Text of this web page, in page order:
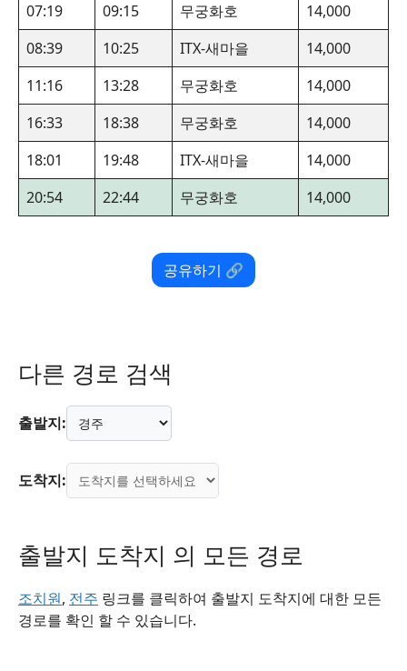
07:19
09:15 무궁화호
14,000
08:39
10:25 ITX-새마을
14,000
11:16
13:28 무궁화호
14,000
16:33
18:38 무궁화호
14,000
18:01
19:48 ITX-새마을
14,000
20:54
22:44 무궁화호 14,000
공유하기 🔗
다른 경로 검색
출발지:
도착지:
출발지 도착지 의 모든 경로
조치원, 전주 링크를 클릭하여 출발지 도착지에 대한 모든
경로를 확인 할 수 있습니다.